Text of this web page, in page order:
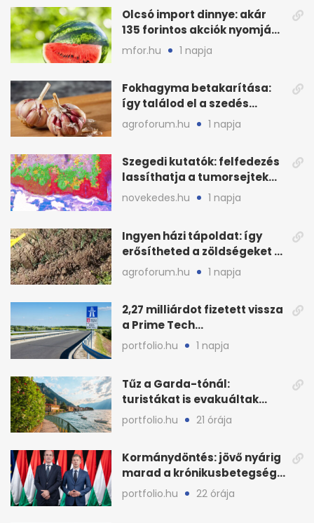
Olcsó import dinnye: akár
135 forintos akciók nyomják
le a piacot
mfor.hu 1 napja
Fokhagyma betakarítása:
így találod el a szedés
legjobb időpontját
agroforum.hu 1 napja
Szegedi kutatók: felfedezés
lassíthatja a tumorsejtek
terjedését
novekedes.hu 1 napja
Ingyen házi tápoldat: így
erősítheted a zöldségeket a
hőhullám után
agroforum.hu 1 napja
2,27 milliárdot fizetett vissza
a Prime Tech
Magántőkealap az
államnak
portfolio.hu 1 napja
Tűz a Garda-tónál:
turistákat is evakuáltak
Tignale térségéből
portfolio.hu 21 órája
Kormánydöntés: jövő nyárig
marad a krónikusbetegség-
menedzsment
portfolio.hu 22 órája